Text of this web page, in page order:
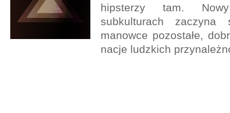
hipsterzy tam.
subkulturach zaczyna
manowce pozostałe,
nacje ludzkich